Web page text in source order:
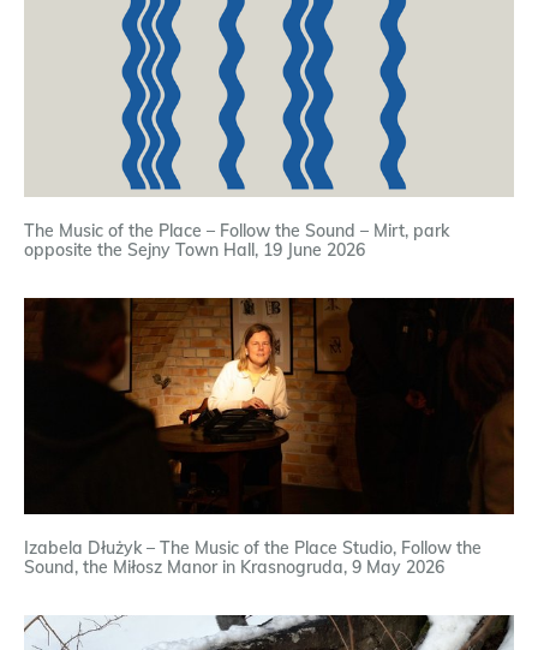
The Music of the Place – Follow the Sound – Mirt, park
opposite the Sejny Town Hall, 19 June 2026
Izabela Dłużyk – The Music of the Place Studio, Follow the
Sound, the Miłosz Manor in Krasnogruda, 9 May 2026